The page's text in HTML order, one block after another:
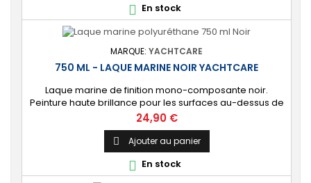
 En stock
MARQUE: YACHTCARE
750 ML - LAQUE MARINE NOIR YACHTCARE
Laque marine de finition mono-composante noir.
Peinture haute brillance pour les surfaces au-dessus de
la ligne de flottaison. ⚙️ [Tout support] Brillance longue
durée sur toutes les coques de bateau en polyester,
époxy, bois et acier. Usage également possible en
intérieur. 🔝 [Haute protection] Protection durable
contre les éléments marins et les...
Prix
24,90 €
 Ajouter au panier
 En stock